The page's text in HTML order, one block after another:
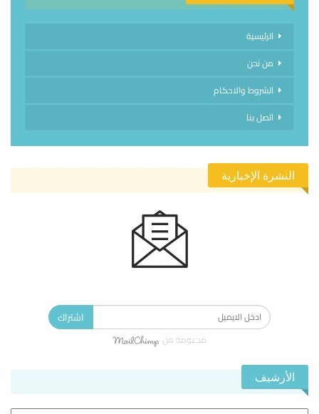
الرئيسية
من نحن
الشروط والاحكام
اتصل بنا
النشرة الإخبارية
اشتراك
مدعومة من
الأرشيف